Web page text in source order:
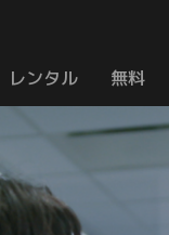
レンタル 無料